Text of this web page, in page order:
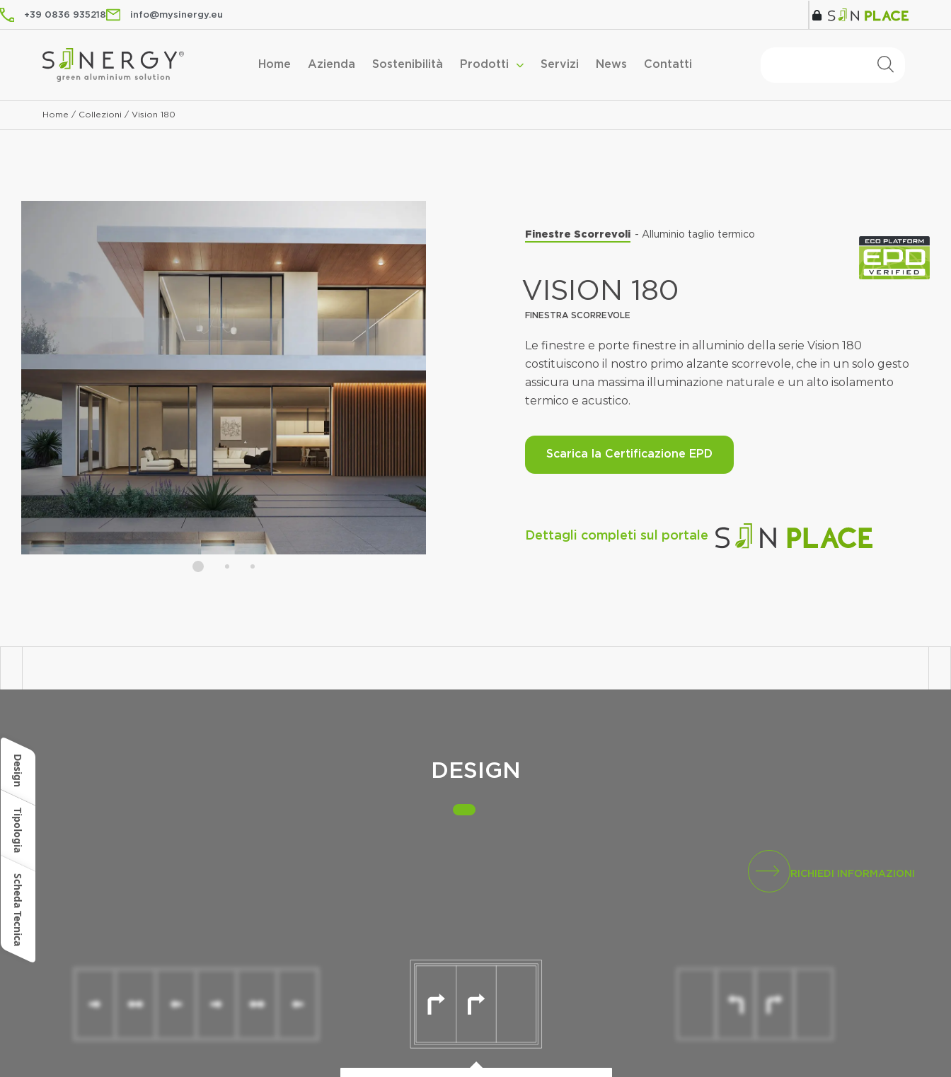
+39 0836 935218 info@mysinergy.eu
Home Azienda Sostenibilità Prodotti Servizi News Contatti
Home / Collezioni / Vision 180
Finestre Scorrevoli - Alluminio taglio termico
VISION 180
FINESTRA SCORREVOLE
Le finestre e porte finestre in alluminio della serie Vision 180
costituiscono il nostro primo alzante scorrevole, che in un solo gesto
assicura una massima illuminazione naturale e un alto isolamento
termico e acustico.
Scarica la Certificazione EPD
Dettagli completi sul portale
DESIGN
Design
Tipologia
Scheda Tecnica RICHIEDI INFORMAZIONI